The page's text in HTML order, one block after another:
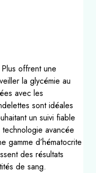
offrent une
la glycémie au
avec les
sont idéales
un suivi fiable
avancée
gamme d’hématocrite
des résultats
de sang.